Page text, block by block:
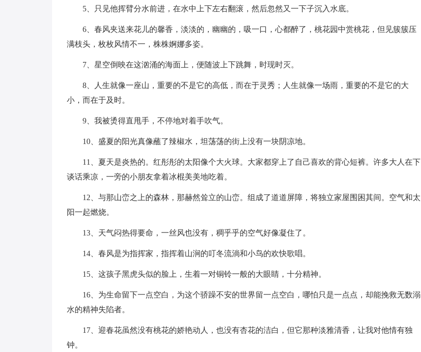
5、只见他挥臂分水前进，在水中上下左右翻滚，然后忽然又一下子沉入水底。
6、春风夹送来花儿的馨香，淡淡的，幽幽的，吸一口，心都醉了，桃花园中赏桃花，但见簇簇压
满枝头，枚枚风情不一，株株婀娜多姿。
7、星空倒映在这汹涌的海面上，便随波上下跳舞，时现时灭。
8、人生就像一座山，重要的不是它的高低，而在于灵秀；人生就像一场雨，重要的不是它的大
小，而在于及时。
9、我被烫得直甩手，不停地对着手吹气。
10、盛夏的阳光真像蘸了辣椒水，坦荡荡的街上没有一块阴凉地。
11、夏天是炎热的。红彤彤的太阳像个大火球。大家都穿上了自己喜欢的背心短裤。许多大人在下
谈话乘凉，一旁的小朋友拿着冰棍美美地吃着。
12、与那山峦之上的森林，那赫然耸立的山峦。组成了道道屏障，将独立家屋围困其间。空气和太
阳一起燃烧。
13、天气闷热得要命，一丝风也没有，稠乎乎的空气好像凝住了。
14、春风是为指挥家，指挥着山涧的叮冬流淌和小鸟的欢快歌唱。
15、这孩子黑虎头似的脸上，生着一对铜铃一般的大眼睛，十分精神。
16、为生命留下一点空白，为这个骄躁不安的世界留一点空白，哪怕只是一点点，却能挽救无数溺
水的精神失陷者。
17、迎春花虽然没有桃花的娇艳动人，也没有杏花的洁白，但它那种淡雅清香，让我对他情有独
钟。